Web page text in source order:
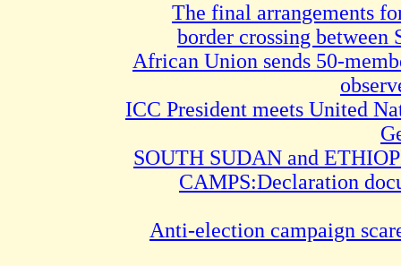
The final arrangements
border crossing between
African Union sends 50-
ICC President meets United
SOUTH SUDAN and
CAMPS:Declaration
Anti-election campaign